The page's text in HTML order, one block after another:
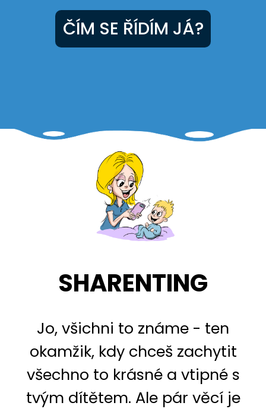
ČÍM SE ŘÍDÍM JÁ?
SHARENTING
Jo, všichni to známe - ten
okamžik, kdy chceš zachytit
všechno to krásné a vtipné s
tvým dítětem. Ale pár věcí je